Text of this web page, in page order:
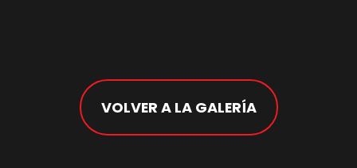
VOLVER A LA GALERÍA